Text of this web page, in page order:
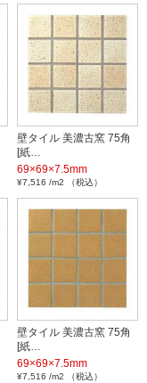
壁タイル 美濃古窯 75角
[紙…
69×69×7.5mm
¥7,516 /m2 （税込）
壁タイル 美濃古窯 75角
[紙…
69×69×7.5mm
¥7,516 /m2 （税込）